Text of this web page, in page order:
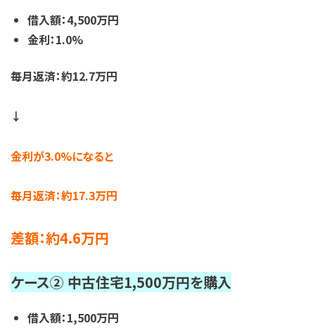
借入額：4,500万円
金利：1.0%
毎月返済：約12.7万円
↓
金利が3.0%になると
毎月返済：約17.3万円
差額：約4.6万円
ケース② 中古住宅1,500万円を購入
借入額：1,500万円